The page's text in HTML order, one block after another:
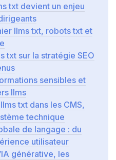
txt devient un enjeu
llms txt, robots txt et
txt sur la stratégie SEO
sensibles et
llms
txt dans les CMS,
technique
de langage : du
utilisateur
générative, les